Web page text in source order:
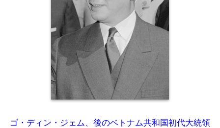
ゴ・ディン・ジェム、後のベトナム共和国初代大統領